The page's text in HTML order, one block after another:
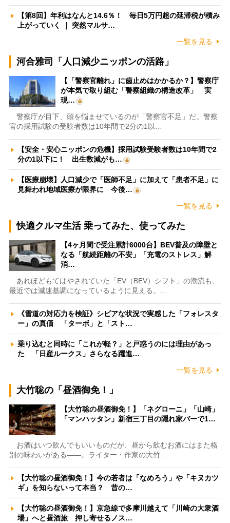
【第8回】年利はなんと14.6％！ 毎日5万円超の延滞税が積み
上がっていく ｜ 突然マルサ…
一覧を見る
河合雅司「人口減少ニッポンの活路」
【「警察官離れ」に歯止めはかかるか？】警察庁
が本気で取り組む「警察組織の構造改革」 実
現…
警察庁が目下、頭を悩ませているのが「警察官不足」だ。警察
官の採用試験の受験者数は10年間で2分の1以…
【安全・安心ニッポンの危機】採用試験受験者数は10年間で2
分の1以下に！ 出生数減がも…
【医療崩壊】人口減少で「医師不足」に加えて「患者不足」に
見舞われ地域医療が限界に 今後…
一覧を見る
快適クルマ生活 乗ってみた、使ってみた
【4ヶ月間で受注累計6000台】BEV普及の障壁と
なる「航続距離の不安」「充電のストレス」解
消…
あれほどもてはやされていた「EV（BEV）シフト」の潮流も、
最近では減速基調になっているように見える。…
《雪道の対応力を検証》シビアな状況で実感した「フォレスタ
ー」の真価 「ターボ」と「スト…
乗り込むと同時に「これが軽？」と戸惑うのには理由があっ
た 「日産ルークス」さらなる躍進…
一覧を見る
大竹聡の「昼酒御免！」
【大竹聡の昼酒御免！】「ネグローニ」「山崎」
「マンハッタン」新宿三丁目の隠れ家バーで1…
お酒はいつ飲んでもいいものだが、昼から飲むお酒にはまた格
別の味わいがある――。ライター・作家の大竹…
【大竹聡の昼酒御免！】今の若者は「なめろう」や「キヌカツ
ギ」を知らないって本当？ 昔の…
【大竹聡の昼酒御免！】京急線で多摩川越えて「川崎の大衆酒
場」へと昼酒旅 押し寄せるノス…